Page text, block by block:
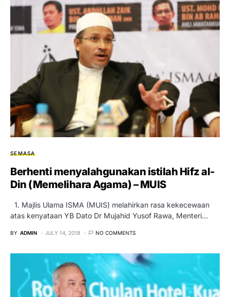
SEMASA
Berhenti menyalahgunakan istilah Hifz al-
Din (Memelihara Agama) – MUIS
1. Majlis Ulama ISMA (MUIS) melahirkan rasa kekecewaan
atas kenyataan YB Dato Dr Mujahid Yusof Rawa, Menteri…
BY ADMIN JULY 14, 2018 NO COMMENTS